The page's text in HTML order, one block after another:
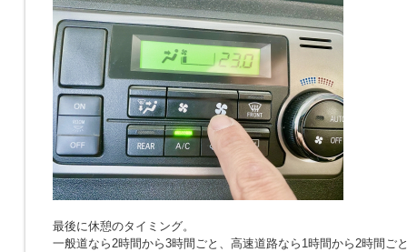
最後に休憩のタイミング。
一般道なら2時間から3時間ごと、高速道路なら1時間から2時間ご